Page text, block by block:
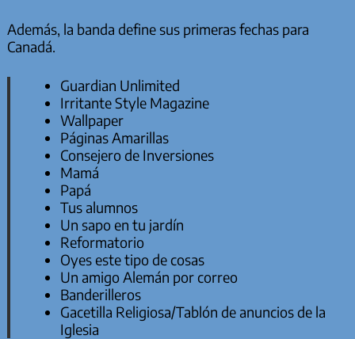
Además, la banda define sus primeras fechas para
Canadá.
Guardian Unlimited
Irritante Style Magazine
Wallpaper
Páginas Amarillas
Consejero de Inversiones
Mamá
Papá
Tus alumnos
Un sapo en tu jardín
Reformatorio
Oyes este tipo de cosas
Un amigo Alemán por correo
Banderilleros
Gacetilla Religiosa/Tablón de anuncios de la
Iglesia